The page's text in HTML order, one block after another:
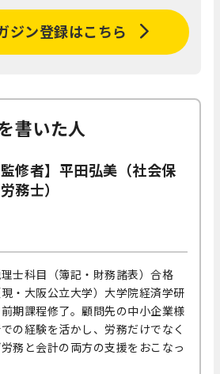
ジン登録はこちら
書いた人
監修者】平田弘美（社会保
務士）
士科目（簿記・財務諸表）合格
・大阪公立大学）大学院経済学研
期課程修了。顧問先の中小企業様
の経験を活かし、労務だけでなく
務と会計の両方の支援をおこなっ